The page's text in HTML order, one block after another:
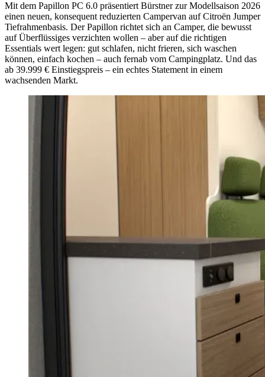
Mit dem Papillon PC 6.0 präsentiert Bürstner zur Modellsaison 2026
einen neuen, konsequent reduzierten Campervan auf Citroën Jumper
Tiefrahmenbasis. Der Papillon richtet sich an Camper, die bewusst
auf Überflüssiges verzichten wollen – aber auf die richtigen
Essentials wert legen: gut schlafen, nicht frieren, sich waschen
können, einfach kochen – auch fernab vom Campingplatz. Und das
ab 39.999 € Einstiegspreis – ein echtes Statement in einem
wachsenden Markt.